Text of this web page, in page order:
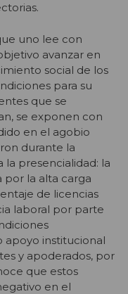
uno lee con
avanzar en
social de los
para su
que se
se exponen con
en el agobio
durante la
presencialidad: la
por la alta carga
de licencias
laboral por parte
apoyo institucional
y apoderados, por
que estos
en el